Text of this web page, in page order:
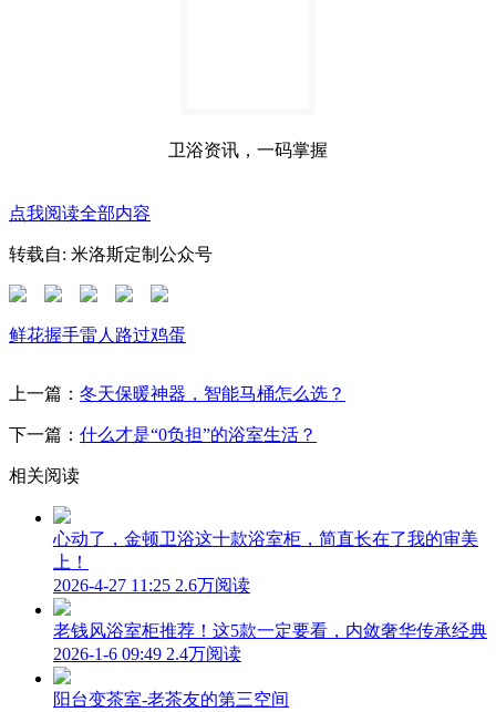
卫浴资讯，一码掌握
点我阅读全部内容
转载自: 米洛斯定制公众号
鲜花握手雷人 路过鸡蛋
上一篇： 冬天保暖神器，智能马桶怎么选？
下一篇： 什么才是“0负担”的浴室生活？
相关阅读
心动了，金顿卫浴这十款浴室柜，简直长在了我的审美
上！
2026-4-27 11:25 2.6万阅读
老钱风浴室柜推荐！这5款一定要看，内敛奢华传承经典
2026-1-6 09:49 2.4万阅读
阳台变茶室-老茶友的第三空间